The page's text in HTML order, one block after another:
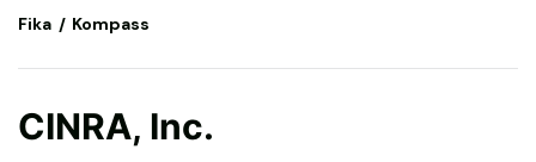
Fika Kompass
CINRA, Inc.